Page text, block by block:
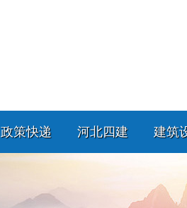
政策快递 河北四建 建筑